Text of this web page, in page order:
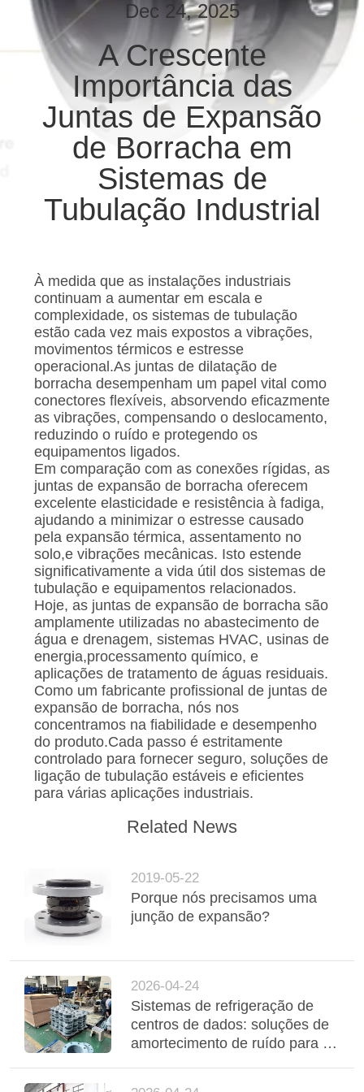
EXCURSÃO
FÁBRICA
CONTROLE
QUALIDADE
CONTACTE-
NOTÍCIA
PEÇA
UMAS
CITAÇÕES
MAPA
DO
SITE
POLÍTICA
PRIVACIDADE
Dec 24, 2025
A Crescente
Importância das
Juntas de Expansão
de Borracha em
Sistemas de
Tubulação Industrial
À medida que as instalações industriais
continuam a aumentar em escala e
complexidade, os sistemas de tubulação
estão cada vez mais expostos a vibrações,
movimentos térmicos e estresse
operacional.As juntas de dilatação de
borracha desempenham um papel vital como
conectores flexíveis, absorvendo eficazmente
as vibrações, compensando o deslocamento,
reduzindo o ruído e protegendo os
equipamentos ligados.
Em comparação com as conexões rígidas, as
juntas de expansão de borracha oferecem
excelente elasticidade e resistência à fadiga,
ajudando a minimizar o estresse causado
pela expansão térmica, assentamento no
solo,e vibrações mecânicas. Isto estende
significativamente a vida útil dos sistemas de
tubulação e equipamentos relacionados.
Hoje, as juntas de expansão de borracha são
amplamente utilizadas no abastecimento de
água e drenagem, sistemas HVAC, usinas de
energia,processamento químico, e
aplicações de tratamento de águas residuais.
Como um fabricante profissional de juntas de
expansão de borracha, nós nos
concentramos na fiabilidade e desempenho
do produto.Cada passo é estritamente
controlado para fornecer seguro, soluções de
ligação de tubulação estáveis e eficientes
para várias aplicações industriais.
Related News
2019-05-22
Porque nós precisamos uma
junção de expansão?
2026-04-24
Sistemas de refrigeração de
centros de dados: soluções de
amortecimento de ruído para as